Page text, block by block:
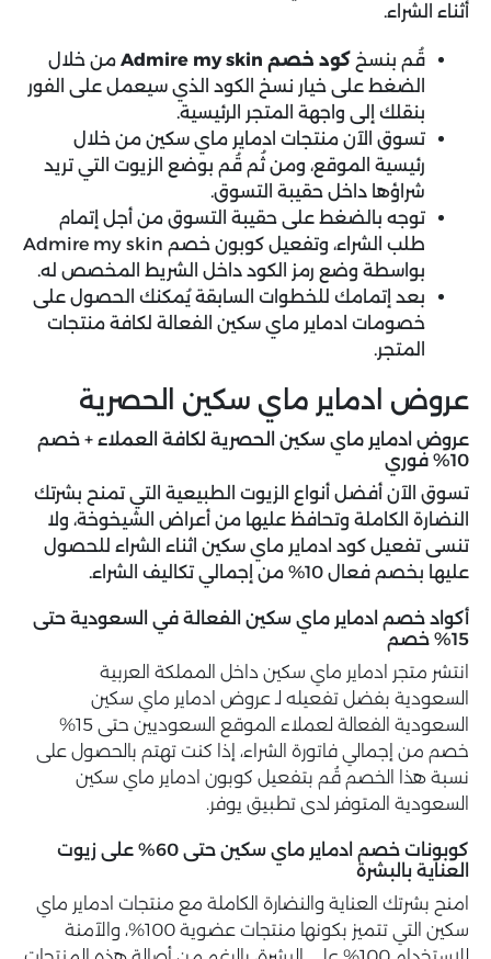
أثناء الشراء.
قُم بنسخ كود خصم Admire my skin
من خلال
الضغط على خيار نسخ الكود الذي سيعمل على الفور
بنقلك إلى واجهة المتجر الرئيسية.
تسوق الآن منتجات ادماير ماي سكين من خلال
رئيسية الموقع، ومن ثُم قُم بوضع الزيوت التي تريد
شراؤها داخل حقيبة التسوق.
توجه بالضغط على حقيبة التسوق من أجل إتمام
طلب الشراء، وتفعيل كوبون خصم Admire my skin
بواسطة وضع رمز الكود داخل الشريط المخصص له.
بعد إتمامك للخطوات السابقة يُمكنك الحصول على
خصومات ادماير ماي سكين الفعالة لكافة منتجات
المتجر.
عروض ادماير ماي سكين الحصرية
عروض ادماير ماي سكين الحصرية لكافة العملاء + خصم
10% فوري
تسوق الآن أفضل أنواع الزيوت الطبيعية التي تمنح بشرتك
النضارة الكاملة وتحافظ عليها من أعراض الشيخوخة، ولا
تنسى تفعيل كود ادماير ماي سكين اثناء الشراء للحصول
عليها بخصم فعال 10% من إجمالي تكاليف الشراء.
أكواد خصم ادماير ماي سكين الفعالة في السعودية حتى
15% خصم
انتشر متجر ادماير ماي سكين داخل المملكة العربية
السعودية بفضل تفعيله لـ عروض ادماير ماي سكين
السعودية الفعالة لعملاء الموقع السعوديين حتى 15%
خصم من إجمالي فاتورة الشراء، إذا كنت تهتم بالحصول على
نسبة هذا الخصم قُم بتفعيل كوبون ادماير ماي سكين
السعودية المتوفر لدى تطبيق يوفر.
كوبونات خصم ادماير ماي سكين حتى 60% على زيوت
العناية بالبشرة
امنح بشرتك العناية والنضارة الكاملة مع منتجات ادماير ماي
سكين التي تتميز بكونها منتجات عضوية 100%، والآمنة